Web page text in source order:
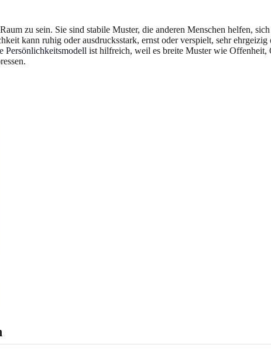
zu sein. Sie sind stabile Muster, die anderen Menschen helfen,
kann ruhig oder ausdrucksstark, ernst oder verspielt, sehr
Persönlichkeitsmodell ist hilfreich, weil es breite Muster wie Offenheit,